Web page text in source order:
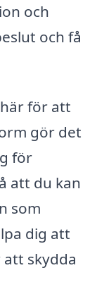
och
och få
för att
gör det
för
att du kan
som
dig att
skydda